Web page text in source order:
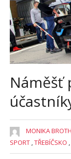
Náměšť
MONIKA
SPORT ,TŘEBÍČSKO ,